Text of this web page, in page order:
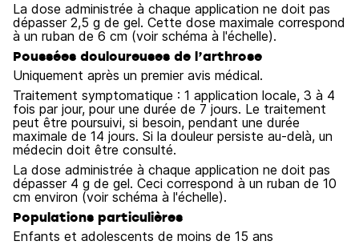
La dose administrée à chaque application ne doit pas
dépasser 2,5 g de gel. Cette dose maximale correspond
à un ruban de 6 cm (voir schéma à l'échelle).
Poussées douloureuses de l’arthrose
Uniquement après un premier avis médical.
Traitement symptomatique : 1 application locale, 3 à 4
fois par jour, pour une durée de 7 jours. Le traitement
peut être poursuivi, si besoin, pendant une durée
maximale de 14 jours. Si la douleur persiste au-delà, un
médecin doit être consulté.
La dose administrée à chaque application ne doit pas
dépasser 4 g de gel. Ceci correspond à un ruban de 10
cm environ (voir schéma à l'échelle).
Populations particulières
Enfants et adolescents de moins de 15 ans